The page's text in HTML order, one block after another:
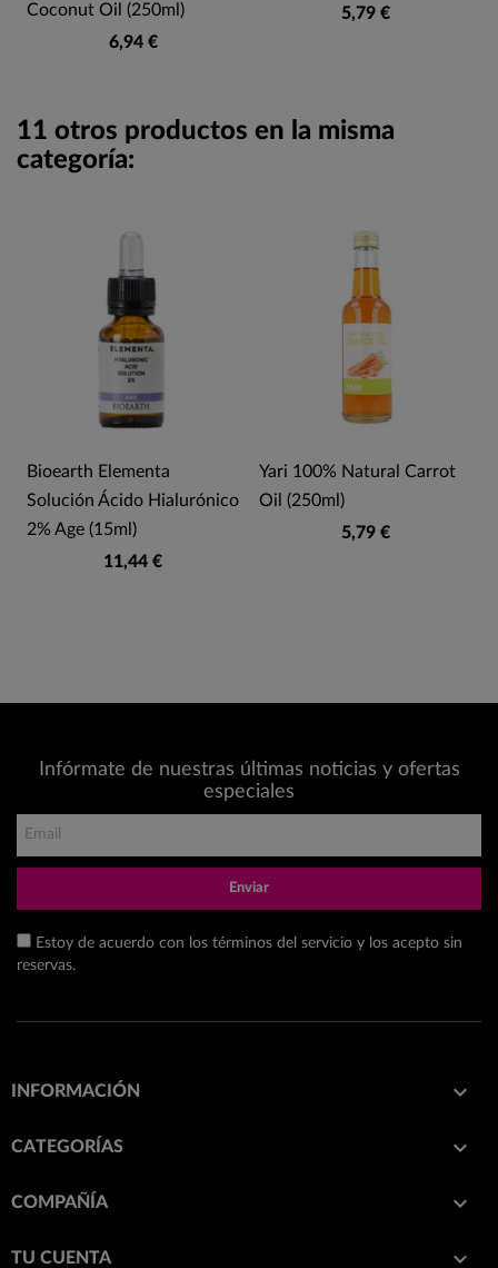
Coconut Oil (250ml)
6,94 €
5,79 €
11 otros productos en la misma
categoría:
Bioearth Elementa
Solución Ácido Hialurónico
2% Age (15ml)
11,44 €
Yari 100% Natural Carrot
Oil (250ml)
5,79 €
Infórmate de nuestras últimas noticias y ofertas
especiales
Enviar
Estoy de acuerdo con los términos del servicio y los acepto sin
reservas.
INFORMACIÓN 
CATEGORÍAS 
COMPAÑÍA 
TU CUENTA 